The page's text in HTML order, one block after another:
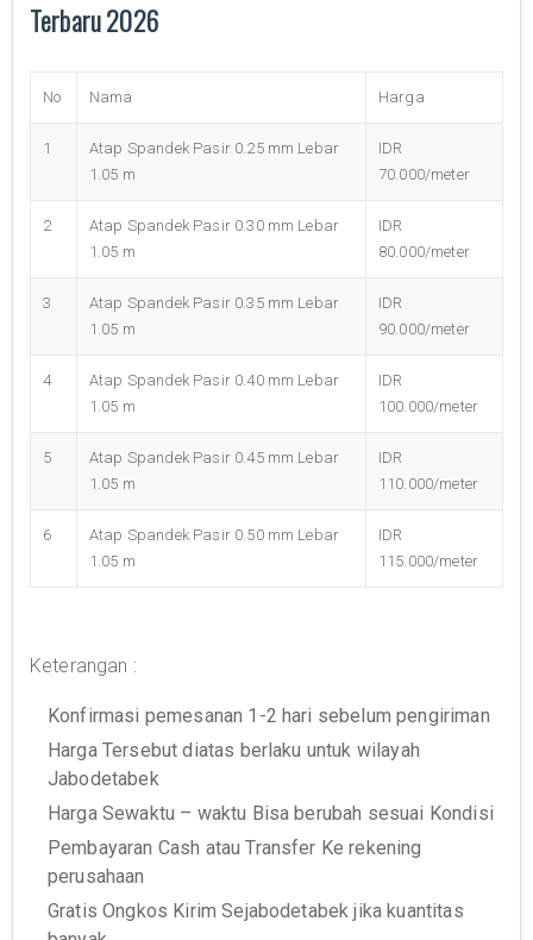
Terbaru 2026
No Nama Harga
1
Atap Spandek Pasir 0.25 mm Lebar
1.05 m
IDR
70.000/meter
2
Atap Spandek Pasir 0.30 mm Lebar
1.05 m
IDR
80.000/meter
3
Atap Spandek Pasir 0.35 mm Lebar
1.05 m
IDR
90.000/meter
4
Atap Spandek Pasir 0.40 mm Lebar
1.05 m
IDR
100.000/meter
5
Atap Spandek Pasir 0.45 mm Lebar
1.05 m
IDR
110.000/meter
6
Atap Spandek Pasir 0.50 mm Lebar
1.05 m
IDR
115.000/meter
Keterangan :
Konfirmasi pemesanan 1-2 hari sebelum pengiriman
Harga Tersebut diatas berlaku untuk wilayah
Jabodetabek
Harga Sewaktu – waktu Bisa berubah sesuai Kondisi
Pembayaran Cash atau Transfer Ke rekening
perusahaan
Gratis Ongkos Kirim Sejabodetabek jika kuantitas